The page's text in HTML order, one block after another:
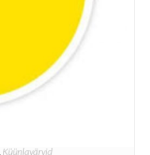
Küünlavärvid